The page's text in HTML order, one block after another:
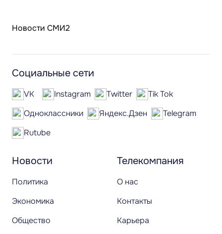
Новости СМИ2
Новости
Политика
Экономика
Общество
Телекомпания
О нас
Контакты
Карьера
Социальные сети
VK Instagram Twitter
Tik Tok
Одноклассники
Яндекс.Дзен
Telegram
Rutube